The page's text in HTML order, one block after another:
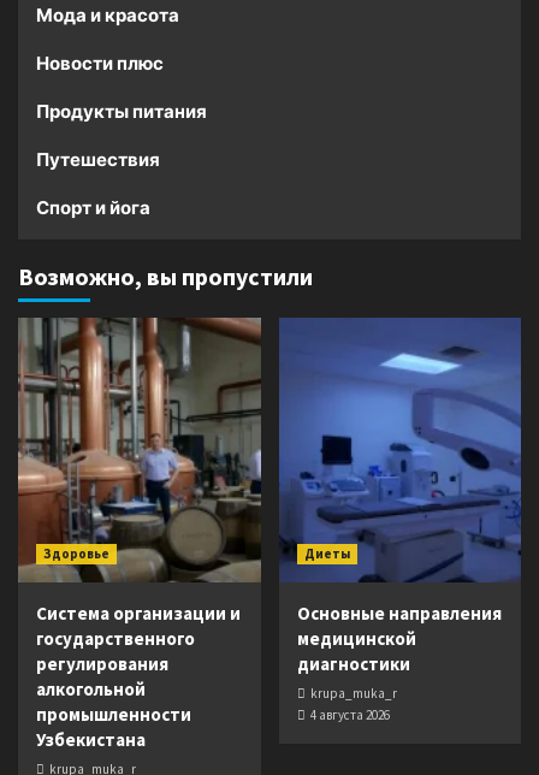
Мода и красота
Новости плюс
Продукты питания
Путешествия
Спорт и йога
Возможно, вы пропустили
Здоровье
Система организации и
государственного
регулирования
алкогольной
промышленности
Узбекистана
krupa_muka_r
Диеты
Основные направления
медицинской
диагностики
krupa_muka_r
4 августа 2026